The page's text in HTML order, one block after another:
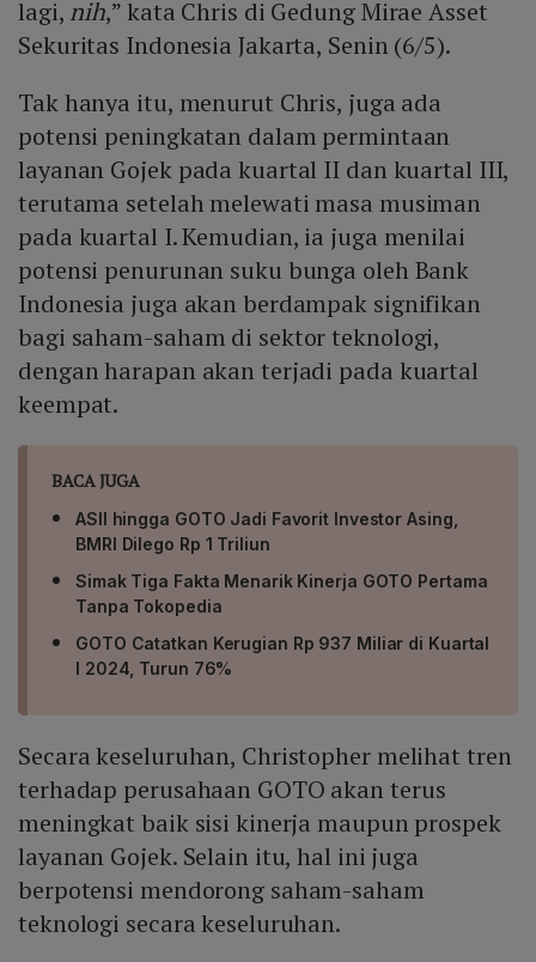
prospek pertumbuhan layanan Gojek dan sinergi
dengan TikTok Shop memberikan dukungan bagi
lagi, nih,” kata Chris di Gedung Mirae Asset
Sekuritas Indonesia Jakarta, Senin (6/5).
Tak hanya itu, menurut Chris, juga ada
potensi peningkatan dalam permintaan
layanan Gojek pada kuartal II dan kuartal III,
terutama setelah melewati masa musiman
pada kuartal I. Kemudian, ia juga menilai
potensi penurunan suku bunga oleh Bank
Indonesia juga akan berdampak signifikan
bagi saham-saham di sektor teknologi,
dengan harapan akan terjadi pada kuartal
keempat.
BACA JUGA
ASII hingga GOTO Jadi Favorit Investor Asing,
BMRI Dilego Rp 1 Triliun
Simak Tiga Fakta Menarik Kinerja GOTO Pertama
Tanpa Tokopedia
GOTO Catatkan Kerugian Rp 937 Miliar di Kuartal
I 2024, Turun 76%
Secara keseluruhan, Christopher melihat tren
terhadap perusahaan GOTO akan terus
meningkat baik sisi kinerja maupun prospek
layanan Gojek. Selain itu, hal ini juga
berpotensi mendorong saham-saham
teknologi secara keseluruhan.